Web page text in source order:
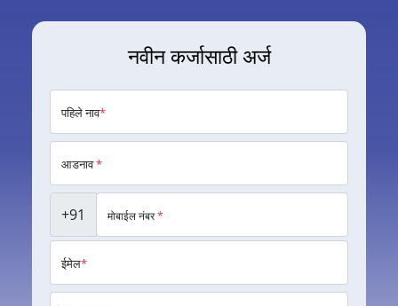
नवीन कर्जासाठी अर्ज
पहिले नाव*
आडनाव*
+91 मोबाईल नंबर*
ईमेल*